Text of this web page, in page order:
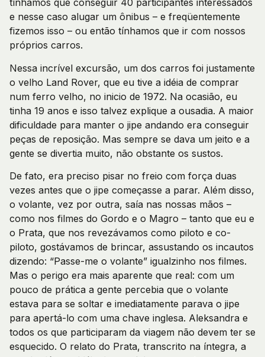
tínhamos que conseguir 40 participantes interessados
e nesse caso alugar um ônibus – e freqüentemente
fizemos isso – ou então tínhamos que ir com nossos
próprios carros.
Nessa incrível excursão, um dos carros foi justamente
o velho Land Rover, que eu tive a idéia de comprar
num ferro velho, no inicio de 1972. Na ocasião, eu
tinha 19 anos e isso talvez explique a ousadia. A maior
dificuldade para manter o jipe andando era conseguir
peças de reposição. Mas sempre se dava um jeito e a
gente se divertia muito, não obstante os sustos.
De fato, era preciso pisar no freio com força duas
vezes antes que o jipe começasse a parar. Além disso,
o volante, vez por outra, saía nas nossas mãos –
como nos filmes do Gordo e o Magro – tanto que eu e
o Prata, que nos revezávamos como piloto e co-
piloto, gostávamos de brincar, assustando os incautos
dizendo: “Passe-me o volante” igualzinho nos filmes.
Mas o perigo era mais aparente que real: com um
pouco de prática a gente percebia que o volante
estava para se soltar e imediatamente parava o jipe
para apertá-lo com uma chave inglesa. Aleksandra e
todos os que participaram da viagem não devem ter se
esquecido. O relato do Prata, transcrito na íntegra, a